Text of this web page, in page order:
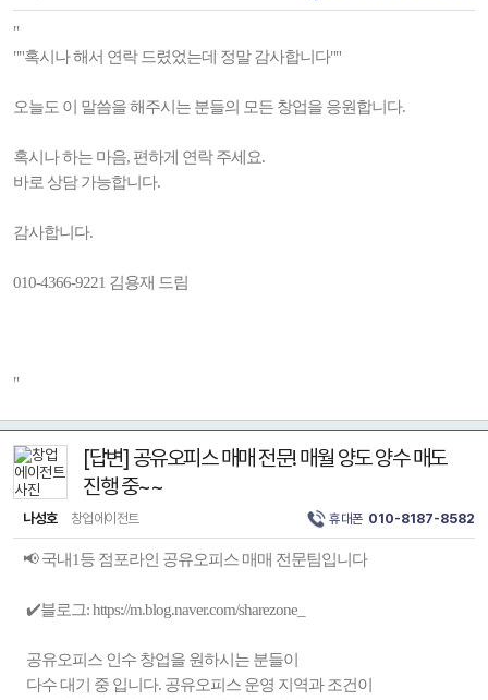
"
""혹시나 해서 연락 드렸었는데 정말 감사합니다""
오늘도 이 말씀을 해주시는 분들의 모든 창업을 응원합니다.
혹시나 하는 마음, 편하게 연락 주세요.
바로 상담 가능합니다.
감사합니다.
010-4366-9221 김용재 드림
"
[답변] 공유오피스 매매 전문! 매월 양도 양수 매도
진행 중~~
나성호 창업에이전트 휴대폰 010-8187-8582
📢 국내1등 점포라인 공유오피스 매매 전문팀입니다
✔️블로그: https://m.blog.naver.com/sharezone_
공유오피스 인수 창업을 원하시는 분들이
다수 대기 중 입니다. 공유오피스 운영 지역과 조건이